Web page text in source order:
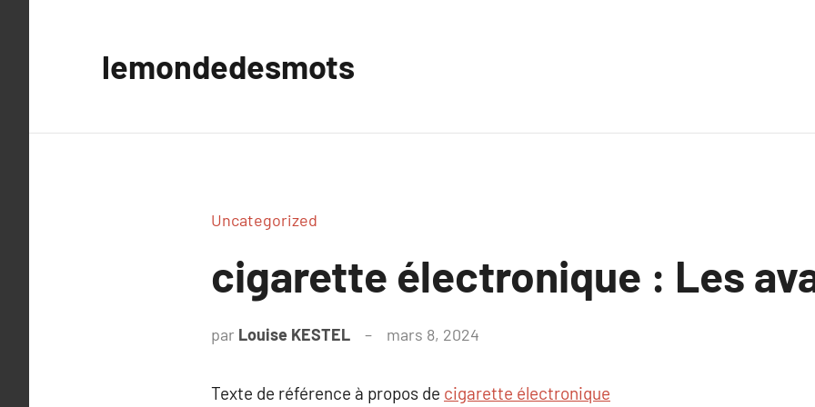
lemondedesmots
Uncategorized
cigarette électronique : Les
par Louise KESTEL mars 8, 2024
Texte de référence à propos de cigarette électronique